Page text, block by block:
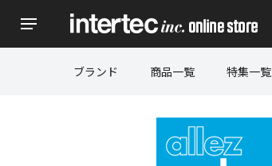
ブランド 商品一覧 特集一覧